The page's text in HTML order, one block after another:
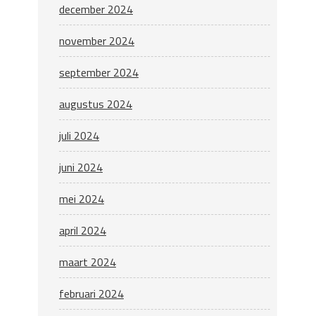
december 2024
november 2024
september 2024
augustus 2024
juli 2024
juni 2024
mei 2024
april 2024
maart 2024
februari 2024